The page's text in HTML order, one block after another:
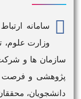
سامانه
وزارت علوم،
سازمان ها و
پژوهشی و فرصت
دانشجویان،